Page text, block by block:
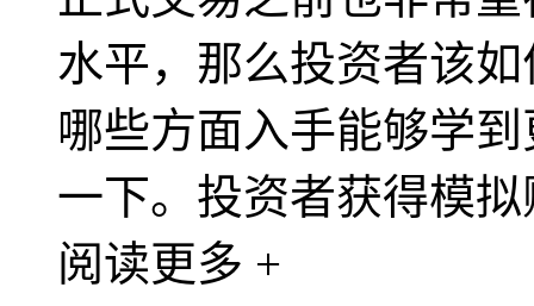
水平，那么投资者该
哪些方面入手能够学
一下。投资者获得模
阅读更多 +